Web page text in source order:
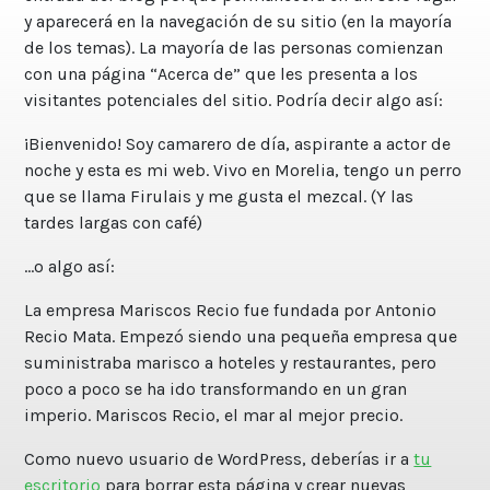
y aparecerá en la navegación de su sitio (en la mayoría
de los temas). La mayoría de las personas comienzan
con una página “Acerca de” que les presenta a los
visitantes potenciales del sitio. Podría decir algo así:
¡Bienvenido! Soy camarero de día, aspirante a actor de
noche y esta es mi web. Vivo en Morelia, tengo un perro
que se llama Firulais y me gusta el mezcal. (Y las
tardes largas con café)
…o algo así:
La empresa Mariscos Recio fue fundada por Antonio
Recio Mata. Empezó siendo una pequeña empresa que
suministraba marisco a hoteles y restaurantes, pero
poco a poco se ha ido transformando en un gran
imperio. Mariscos Recio, el mar al mejor precio.
Como nuevo usuario de WordPress, deberías ir atu
escritorio para borrar esta página y crear nuevas